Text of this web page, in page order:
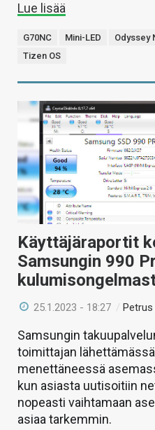
Lue lisää
G70NC Mini-LED Odyssey
Tizen OS
Käyttäjäraportit
Samsungin 990
25.1.2023 - 18:27 /Petrus
Samsungin
toimittajan
menettäneessä
kun asiasta uutisoitiin
nopeasti vaihtamaan
asiaa tarkemmin.